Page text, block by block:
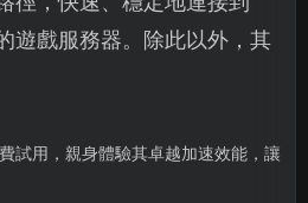
遊戲服務器。除此以外，其
試用，親身體驗其卓越加速效能，讓